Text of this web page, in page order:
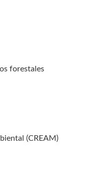
forestales
(CREAM)